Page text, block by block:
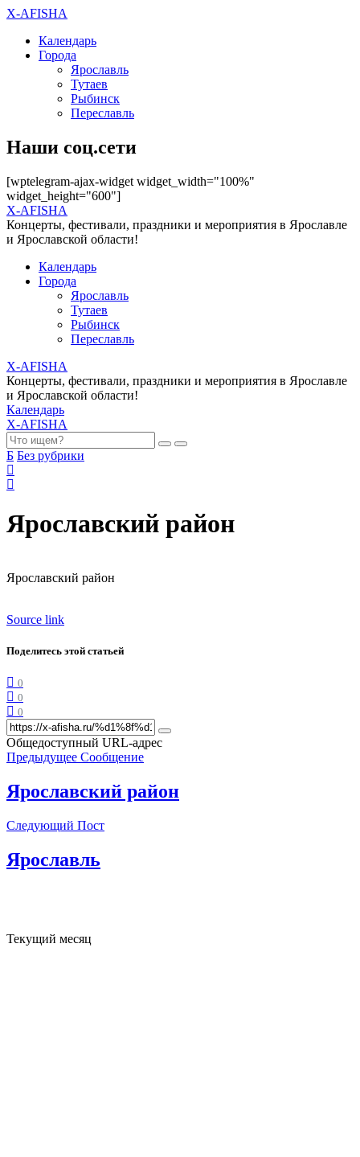
X-AFISHA
Календарь
Города
Ярославль
Тутаев
Рыбинск
Переславль
Наши соц.сети
[wptelegram-ajax-widget widget_width="100%"
widget_height="600"]
X-AFISHA
Концерты, фестивали, праздники и мероприятия в Ярославле
и Ярославской области!
Календарь
Города
Ярославль
Тутаев
Рыбинск
Переславль
X-AFISHA
Концерты, фестивали, праздники и мероприятия в Ярославле
и Ярославской области!
Календарь
X-AFISHA
Б Без рубрики
Ярославский район
Ярославский район
Source link
Поделитесь этой статьей
0
0
0
Общедоступный URL-адрес
Предыдущее Сообщение
Ярославский район
Следующий Пост
Ярославль
Текущий месяц